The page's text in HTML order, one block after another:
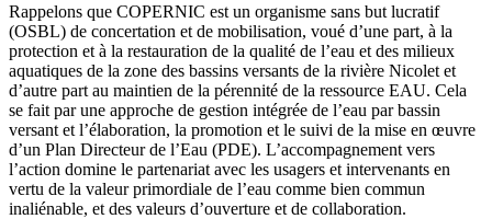
Rappelons que COPERNIC est un organisme sans but lucratif
(OSBL) de concertation et de mobilisation, voué d’une part, à la
protection et à la restauration de la qualité de l’eau et des milieux
aquatiques de la zone des bassins versants de la rivière Nicolet et
d’autre part au maintien de la pérennité de la ressource EAU. Cela
se fait par une approche de gestion intégrée de l’eau par bassin
versant et l’élaboration, la promotion et le suivi de la mise en œuvre
d’un Plan Directeur de l’Eau (PDE). L’accompagnement vers
l’action domine le partenariat avec les usagers et intervenants en
vertu de la valeur primordiale de l’eau comme bien commun
inaliénable, et des valeurs d’ouverture et de collaboration.